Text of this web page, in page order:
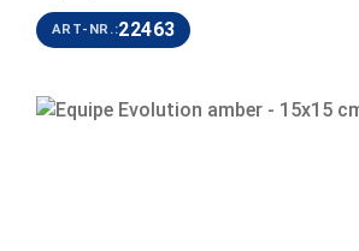
ART-NR.:22463
Bildergalerie überspringen